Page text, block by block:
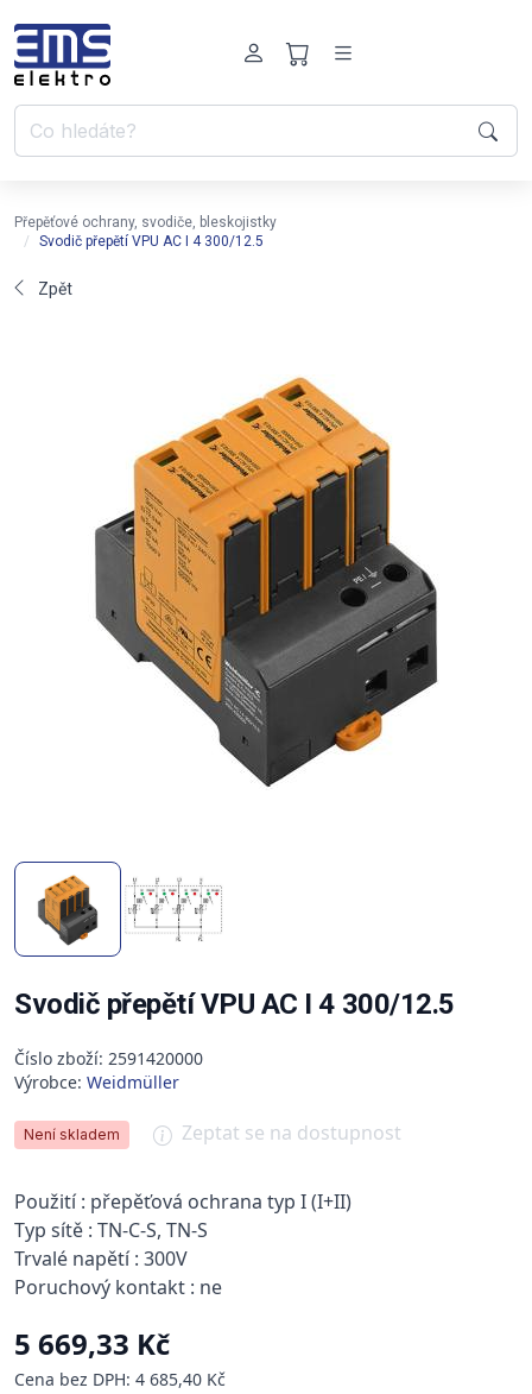
Přepěťové ochrany, svodiče, bleskojistky
Svodič přepětí VPU AC I 4 300/12.5
Zpět
Svodič přepětí VPU AC I 4 300/12.5
Číslo zboží: 2591420000
Výrobce: Weidmüller
Není skladem Zeptat se na dostupnost
Použití : přepěťová ochrana typ I (I+II)
Typ sítě : TN-C-S, TN-S
Trvalé napětí : 300V
Poruchový kontakt : ne
5 669,33 Kč
Cena bez DPH: 4 685,40 Kč